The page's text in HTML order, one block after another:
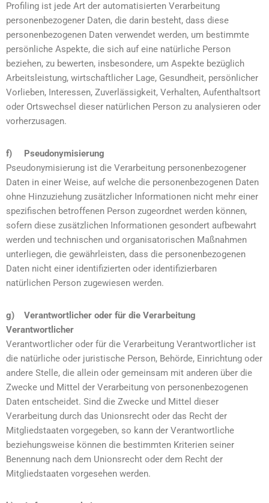
Profiling ist jede Art der automatisierten Verarbeitung
personenbezogener Daten, die darin besteht, dass diese
personenbezogenen Daten verwendet werden, um bestimmte
persönliche Aspekte, die sich auf eine natürliche Person
beziehen, zu bewerten, insbesondere, um Aspekte bezüglich
Arbeitsleistung, wirtschaftlicher Lage, Gesundheit, persönlicher
Vorlieben, Interessen, Zuverlässigkeit, Verhalten, Aufenthaltsort
oder Ortswechsel dieser natürlichen Person zu analysieren oder
vorherzusagen.
f) Pseudonymisierung
Pseudonymisierung ist die Verarbeitung personenbezogener
Daten in einer Weise, auf welche die personenbezogenen Daten
ohne Hinzuziehung zusätzlicher Informationen nicht mehr einer
spezifischen betroffenen Person zugeordnet werden können,
sofern diese zusätzlichen Informationen gesondert aufbewahrt
werden und technischen und organisatorischen Maßnahmen
unterliegen, die gewährleisten, dass die personenbezogenen
Daten nicht einer identifizierten oder identifizierbaren
natürlichen Person zugewiesen werden.
g) Verantwortlicher oder für die Verarbeitung
Verantwortlicher
Verantwortlicher oder für die Verarbeitung Verantwortlicher ist
die natürliche oder juristische Person, Behörde, Einrichtung oder
andere Stelle, die allein oder gemeinsam mit anderen über die
Zwecke und Mittel der Verarbeitung von personenbezogenen
Daten entscheidet. Sind die Zwecke und Mittel dieser
Verarbeitung durch das Unionsrecht oder das Recht der
Mitgliedstaaten vorgegeben, so kann der Verantwortliche
beziehungsweise können die bestimmten Kriterien seiner
Benennung nach dem Unionsrecht oder dem Recht der
Mitgliedstaaten vorgesehen werden.